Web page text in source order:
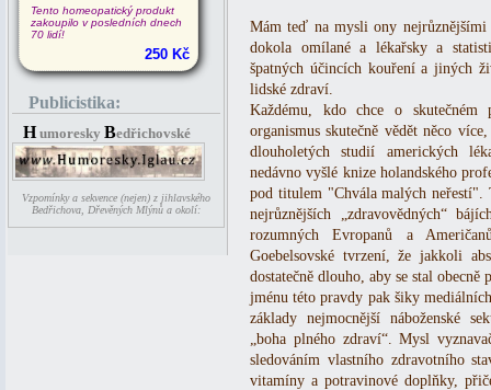
Tento homeopatický produkt
zakoupilo v posledních dnech
70 lidí!
250 Kč
Publicistika:
H umoresky Bedřichovské
Vzpomínky a sekvence (nejen) z jihlavského
Bedřichova, Dřevěných Mlýnů a okolí:
Mám teď na mysli ony nejrůznějšími
dokola omílané a lékařsky a
špatných účincích kouření a jiných
lidské zdraví.
Každému, kdo chce o
organismus skutečně vědět něco
dlouholetých studií amerických
nedávno vyšlé knize holandského
pod titulem "Chvála malých neřestí".
nejrůznějších „zdravovědných“
rozumných Evropanů a
Goebelsovské tvrzení, že jakkoli
dostatečně dlouho, aby se stal
jménu této pravdy pak šiky
základy nejmocnější náboženské
„boha plného zdraví“. Mysl
sledováním vlastního zdravotního
vitamíny a potravinové doplňky,